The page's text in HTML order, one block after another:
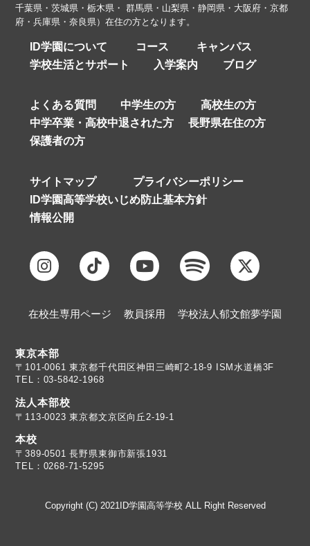
千葉県・茨城県・栃木県・ 群馬県・山梨県・静岡県・大阪府・京都
府・兵庫県・奈良県）在住の方となります。
ID学園について コース
キャンパス
学校生活とサポート
入学案内 ブログ
よくある質問 中学生の方
高校生の方
中学卒業・高校中退された方
長野県在住の方
保護者の方
サイトマップ
プライバシーポリシー
ID学園高等学校いじめ防止基本方針
情報公開
在校生専用ページ 教員採用 学校法人郁文館夢学園
東京本部
TEL：03-5842-1968
法人本部校
〒113-0023 東京都文京区向丘2-19-1
本校
TEL：0268-71-5295
Copyright (C) 2021ID学園高等学校 ALL Right Reserved